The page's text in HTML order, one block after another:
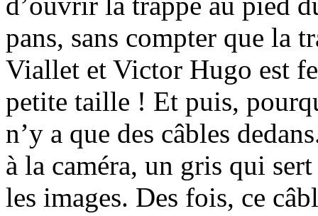
pans, sans compter que la
Viallet et Victor Hugo est
petite taille ! Et puis,
n’y a que des câbles
à la caméra, un gris qui
les images. Des fois, ce